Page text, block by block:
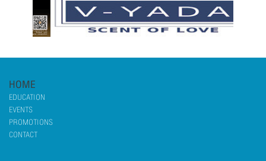
HOME
EDUCATION
EVENTS
PROMOTIONS
CONTACT